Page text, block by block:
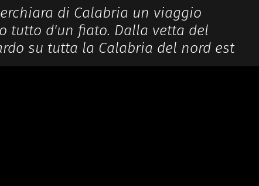
di Calabria un viaggio
tutto d'un fiato. Dalla vetta del
su tutta la Calabria del nord est